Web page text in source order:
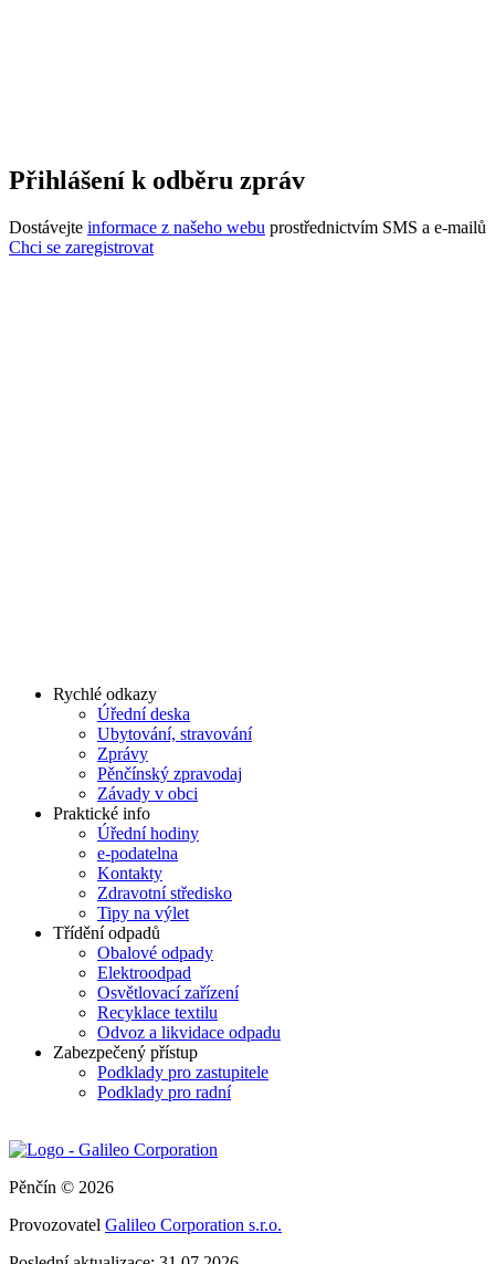
Přihlášení k odběru zpráv
Dostávejte informace z našeho webu prostřednictvím SMS a e-mailů
Chci se zaregistrovat
Rychlé odkazy
Úřední deska
Ubytování, stravování
Zprávy
Pěnčínský zpravodaj
Závady v obci
Praktické info
Úřední hodiny
e-podatelna
Kontakty
Zdravotní středisko
Tipy na výlet
Třídění odpadů
Obalové odpady
Elektroodpad
Osvětlovací zařízení
Recyklace textilu
Odvoz a likvidace odpadu
Zabezpečený přístup
Podklady pro zastupitele
Podklady pro radní
Pěnčín © 2026
Provozovatel Galileo Corporation s.r.o.